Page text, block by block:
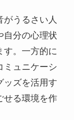
がうるさい人
自分の心理状
す。一方的に
ミュニケーシ
ッズを活用す
せる環境を作